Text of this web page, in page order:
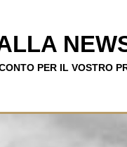
PER IL VOSTRO